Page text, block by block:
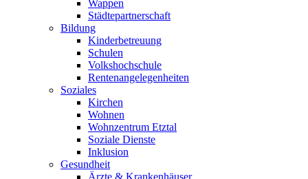
Wappen
Städtepartnerschaft
Bildung
Kinderbetreuung
Schulen
Volkshochschule
Rentenangelegenheiten
Soziales
Kirchen
Wohnen
Wohnzentrum Etztal
Soziale Dienste
Inklusion
Gesundheit
Ärzte & Krankenhäuser